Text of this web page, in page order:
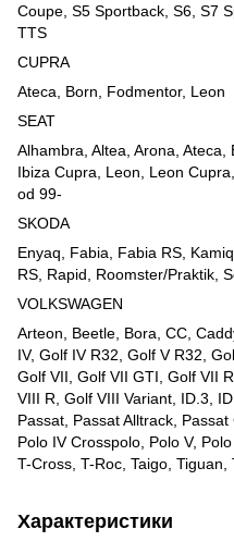
Coupe, S5 Sportback, S6, S7
TTS
CUPRA
Ateca, Born, Fodmentor, Leon
SEAT
Alhambra, Altea, Arona, Ateca,
Ibiza Cupra, Leon, Leon
od 99-
SKODA
Enyaq, Fabia, Fabia RS,
RS, Rapid, Roomster/Praktik,
VOLKSWAGEN
Arteon, Beetle, Bora, CC,
IV, Golf IV R32, Golf V R32,
Golf VII, Golf VII GTI, Golf VII
VIII R, Golf VIII Variant, ID.3,
Passat, Passat Alltrack,
Polo IV Crosspolo, Polo V,
T-Cross, T-Roc, Taigo,
Характеристики